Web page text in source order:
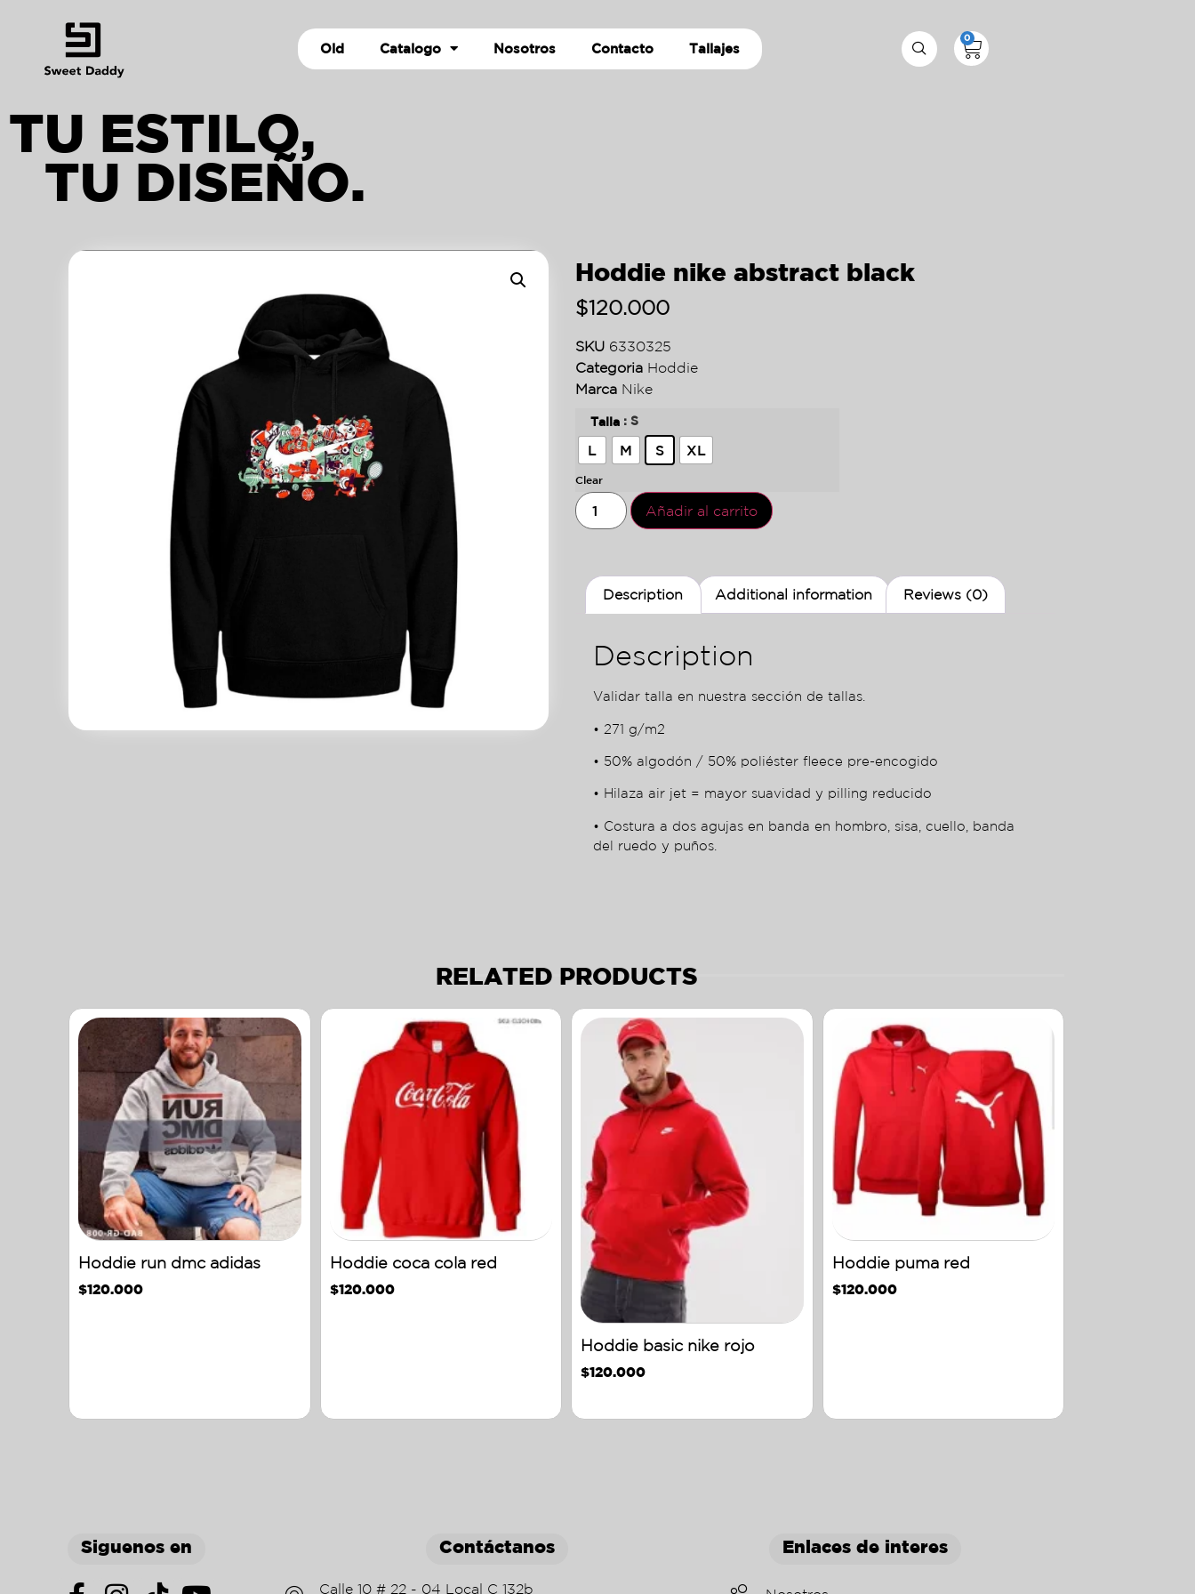
Old Catalogo Nosotros Contacto Tallajes
0
TU ESTILO,
TU DISEÑO.
Hoddie nike abstract black
$120.000
SKU 6330325
Categoria Hoddie
Marca Nike
Talla : S
L M S XL
Clear
Añadir al carrito
Description Additional information Reviews (0)
Description
Validar talla en nuestra sección de tallas.
• 271 g/m2
• 50% algodón / 50% poliéster fleece pre-encogido
• Hilaza air jet = mayor suavidad y pilling reducido
• Costura a dos agujas en banda en hombro, sisa, cuello, banda
del ruedo y puños.
RELATED PRODUCTS
Hoddie run dmc adidas
$120.000
Hoddie coca cola red
$120.000
Hoddie basic nike rojo
$120.000
Hoddie puma red
$120.000
Siguenos en Contáctanos
Calle 10 # 22 - 04 Local C 132b
Enlaces de interes